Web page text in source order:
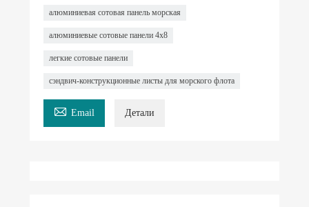
алюминиевая сотовая панель морская
алюминиевые сотовые панели 4x8
легкие сотовые панели
сэндвич-конструкционные листы для морского флота
 Email Детали